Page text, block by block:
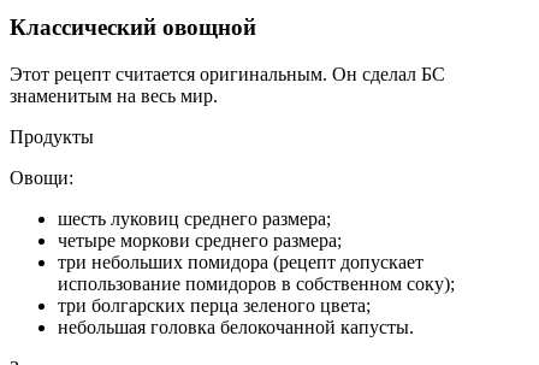
Классический овощной
Этот рецепт считается оригинальным. Он сделал БС
знаменитым на весь мир.
Продукты
Овощи:
шесть луковиц среднего размера;
четыре моркови среднего размера;
три небольших помидора (рецепт допускает
использование помидоров в собственном соку);
три болгарских перца зеленого цвета;
небольшая головка белокочанной капусты.